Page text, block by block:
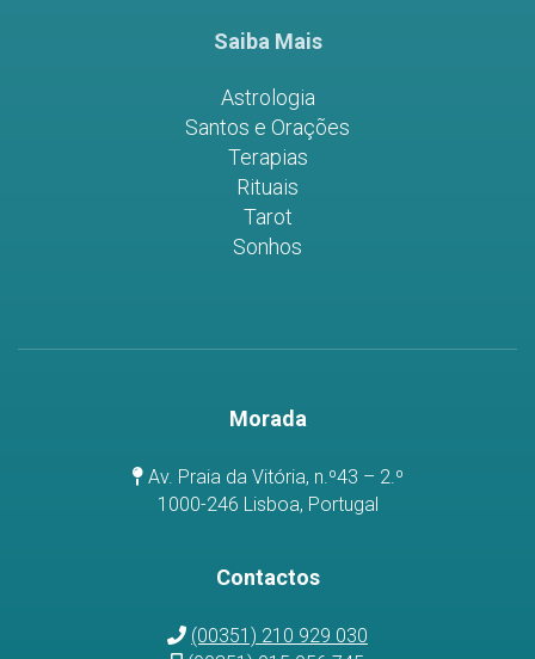
Saiba Mais
Astrologia
Santos e Orações
Terapias
Rituais
Tarot
Sonhos
Morada
Av. Praia da Vitória, n.º43 – 2.º
1000-246 Lisboa, Portugal
Contactos
(00351) 210 929 030